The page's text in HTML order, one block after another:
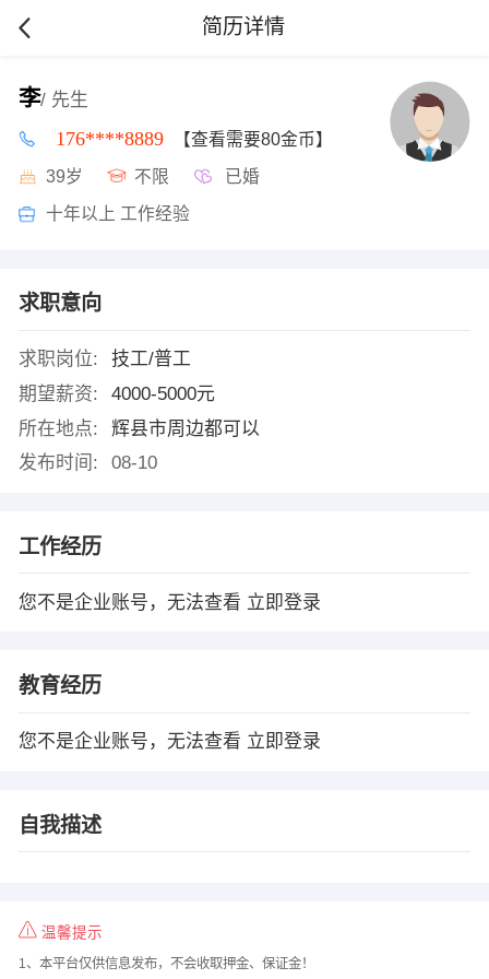
简历详情
李/ 先生
176****8889 【查看需要80金币】
39岁 不限 已婚
十年以上 工作经验
求职意向
求职岗位:
技工/普工
期望薪资:
4000-5000元
所在地点:
辉县市周边都可以
发布时间:
08-10
工作经历
您不是企业账号，无法查看 立即登录
教育经历
您不是企业账号，无法查看 立即登录
自我描述
温馨提示
1、本平台仅供信息发布，不会收取押金、保证金！